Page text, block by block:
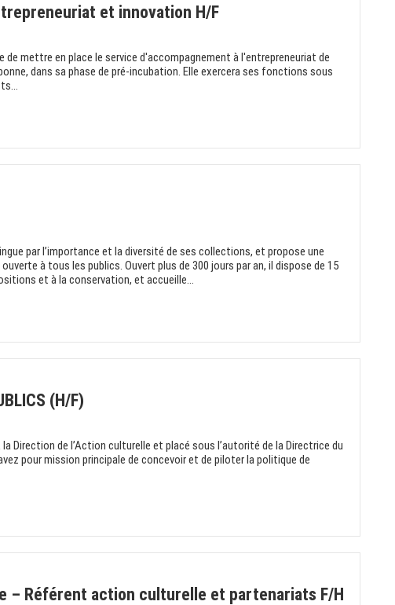
et innovation H/F
de mettre en place le service d'accompagnement à l'entrepreneuriat de
dans sa phase de pré-incubation. Elle exercera ses fonctions sous
par l’importance et la diversité de ses collections, et propose une
à tous les publics. Ouvert plus de 300 jours par an, il dispose de 15
et à la conservation, et accueille...
(H/F)
la Direction de l’Action culturelle et placé sous l’autorité de la Directrice du
pour mission principale de concevoir et de piloter la politique de
– Référent action culturelle et partenariats F/H